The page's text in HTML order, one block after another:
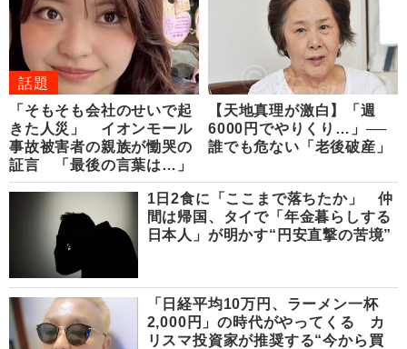
話題
「そもそも会社のせいで起
きた人災」 イオンモール
事故被害者の親族が慟哭の
証言 「最後の言葉は…」
【天地真理が激白】「週
6000円でやりくり…」──
誰でも危ない「老後破産」
1日2食に「ここまで落ちたか」 仲
間は帰国、タイで「年金暮らしする
日本人」が明かす“円安直撃の苦境”
「日経平均10万円、ラーメン一杯
2,000円」の時代がやってくる カ
リスマ投資家が推奨する“今から買